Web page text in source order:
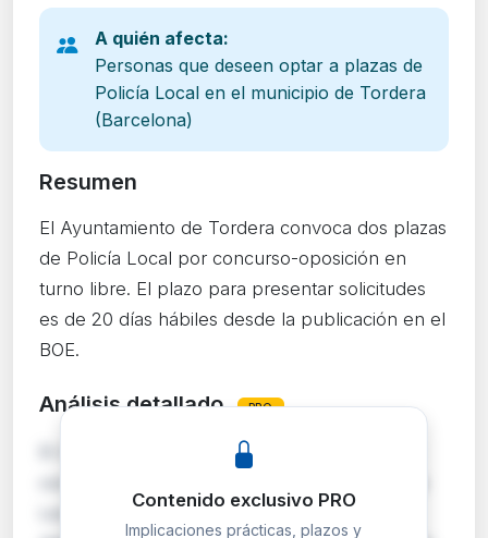
A quién afecta:
Personas que deseen optar a plazas de
Policía Local en el municipio de Tordera
(Barcelona)
Resumen
El Ayuntamiento de Tordera convoca dos plazas
de Policía Local por concurso-oposición en
turno libre. El plazo para presentar solicitudes
es de 20 días hábiles desde la publicación en el
BOE.
Análisis detallado PRO
El Ayuntamiento de Tordera (Barcelona) abre
Local pertenecientes a la escala de
Contenido exclusivo PRO
Implicaciones prácticas, plazos y